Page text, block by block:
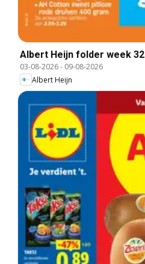
Albert Heijn folder week 32
03-08-2026- 09-08-2026
Albert Heijn